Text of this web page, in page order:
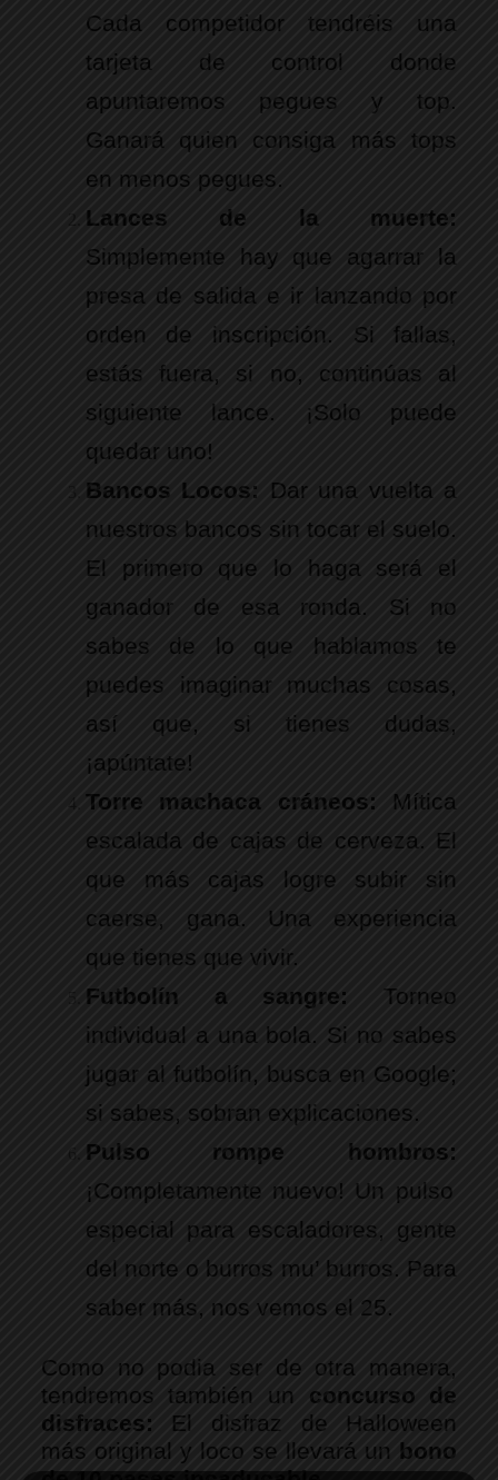
Cada competidor tendréis una
tarjeta de control donde
apuntaremos pegues y top.
Ganará quien consiga más tops
en menos pegues.
Lances de la muerte:
Simplemente hay que agarrar la
presa de salida e ir lanzando por
orden de inscripción. Si fallas,
estás fuera, si no, continúas al
siguiente lance. ¡Solo puede
quedar uno!
Bancos Locos: Dar una vuelta a
nuestros bancos sin tocar el suelo.
El primero que lo haga será el
ganador de esa ronda. Si no
sabes de lo que hablamos te
puedes imaginar muchas cosas,
así que, si tienes dudas,
¡apúntate!
Torre machaca cráneos: Mítica
escalada de cajas de cerveza. El
que más cajas logre subir sin
caerse, gana. Una experiencia
que tienes que vivir.
Futbolín a sangre: Torneo
individual a una bola. Si no sabes
jugar al futbolín, busca en Google;
si sabes, sobran explicaciones.
Pulso rompe hombros:
¡Completamente nuevo! Un pulso
especial para escaladores, gente
del norte o burros mu’ burros. Para
saber más, nos vemos el 25.
Como no podia ser de otra manera,
tendremos también un concurso de
disfraces: El disfraz de Halloween
más original y loco se llevará un bono